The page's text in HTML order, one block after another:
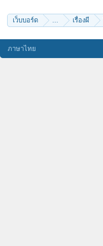
เว็บบอร์ด ... เรื่องผี
ภาษาไทย